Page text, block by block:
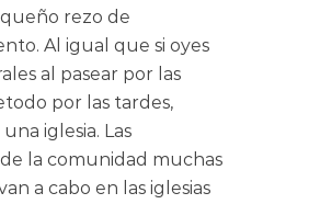
rezo de
Al igual que si oyes
al pasear por las
por las tardes,
iglesia. Las
la comunidad muchas
a cabo en las iglesias